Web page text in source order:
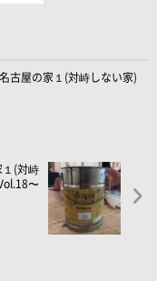
古屋の家１(対峙しない家)
１(対峙
〜